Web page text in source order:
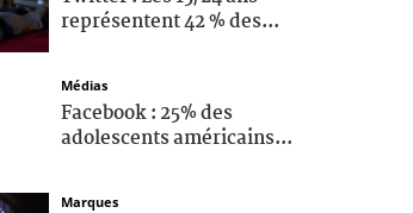
représentent 42 % des...
Médias
Facebook : 25% des
adolescents américains...
Marques